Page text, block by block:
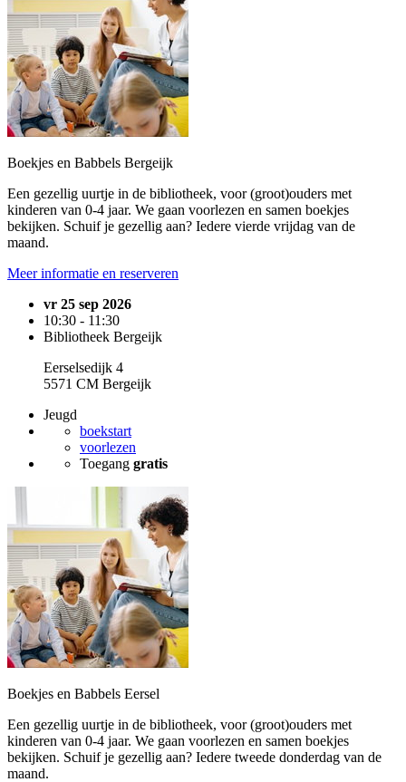
Boekjes en Babbels Bergeijk
Een gezellig uurtje in de bibliotheek, voor (groot)ouders met
kinderen van 0-4 jaar. We gaan voorlezen en samen boekjes
bekijken. Schuif je gezellig aan? Iedere vierde vrijdag van de
maand.
Meer informatie en reserveren
vr 25 sep 2026
10:30 - 11:30
Bibliotheek Bergeijk
Eerselsedijk 4
5571 CM Bergeijk
Jeugd
boekstart
voorlezen
Toegang gratis
Boekjes en Babbels Eersel
Een gezellig uurtje in de bibliotheek, voor (groot)ouders met
kinderen van 0-4 jaar. We gaan voorlezen en samen boekjes
bekijken. Schuif je gezellig aan? Iedere tweede donderdag van de
maand.